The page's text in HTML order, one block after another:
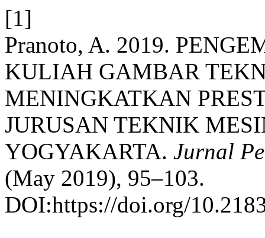
[1]
Pranoto, A. 2019.
KULIAH GAMBAR
MENINGKATKAN
JURUSAN TEKNIK
YOGYAKARTA. Jurnal
(May 2019), 95–103.
DOI:https://doi.org/